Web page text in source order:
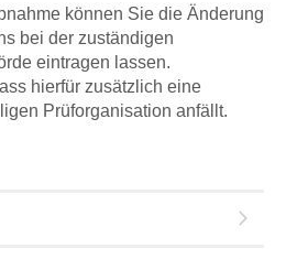
können Sie die Änderung
bei der zuständigen
eintragen lassen.
hierfür zusätzlich eine
Prüforganisation anfällt.